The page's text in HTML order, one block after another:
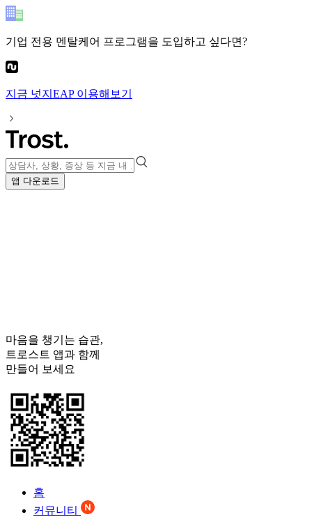
기업 전용 멘탈케어 프로그램을 도입하고 싶다면?
지금 넛지EAP이용해보기
앱 다운로드
마음을 챙기는 습관,
트로스트 앱과 함께
만들어 보세요
홈
커뮤니티